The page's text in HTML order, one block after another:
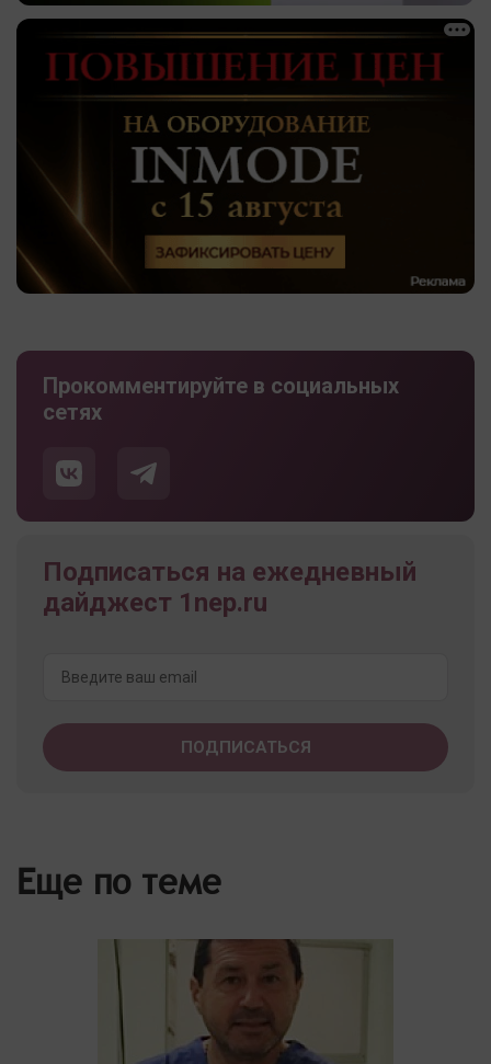
Прокомментируйте в социальных
сетях
Подписаться на ежедневный
дайджест 1nep.ru
Еще по теме